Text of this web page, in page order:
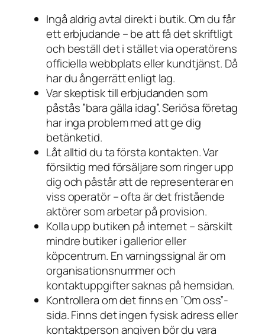
Ingå aldrig avtal direkt i butik. Om du får
ett erbjudande – be att få det skriftligt
och beställ det i stället via operatörens
officiella webbplats eller kundtjänst. Då
har du ångerrätt enligt lag.
Var skeptisk till erbjudanden som
påstås ”bara gälla idag”. Seriösa företag
har inga problem med att ge dig
betänketid.
Låt alltid du ta första kontakten. Var
försiktig med försäljare som ringer upp
dig och påstår att de representerar en
viss operatör – ofta är det fristående
aktörer som arbetar på provision.
Kolla upp butiken på internet – särskilt
mindre butiker i gallerior eller
köpcentrum. En varningssignal är om
organisationsnummer och
kontaktuppgifter saknas på hemsidan.
Kontrollera om det finns en ”Om oss”-
sida. Finns det ingen fysisk adress eller
kontaktperson angiven bör du vara